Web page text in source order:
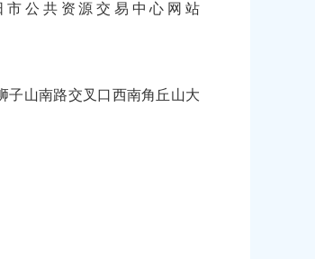
公共资源交易中心网站
子山南路交叉口西南角丘山大